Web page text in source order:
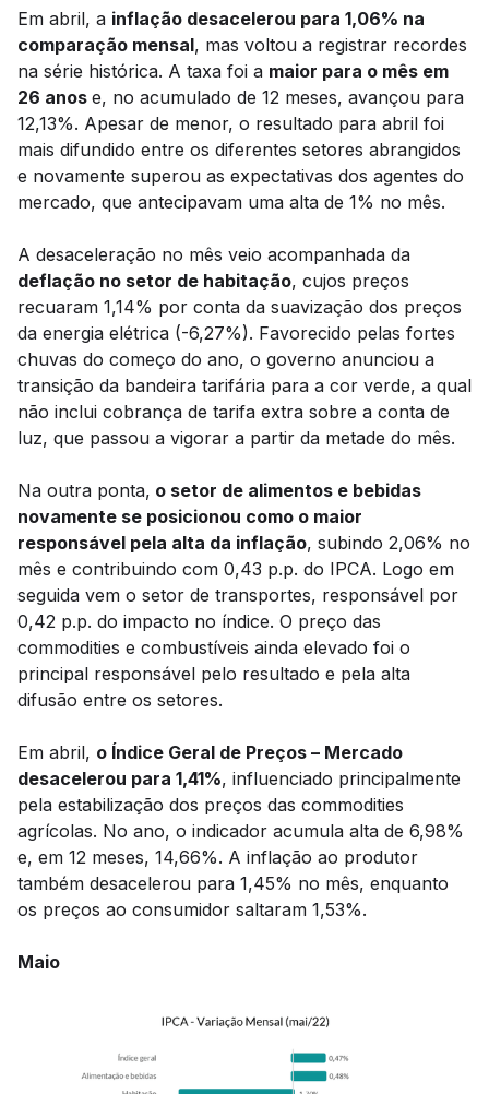
Em abril, a inflação desacelerou para 1,06% na
comparação mensal, mas voltou a registrar recordes
na série histórica. A taxa foi a maior para o mês em
26 anos e, no acumulado de 12 meses, avançou para
12,13%. Apesar de menor, o resultado para abril foi
mais difundido entre os diferentes setores abrangidos
e novamente superou as expectativas dos agentes do
mercado, que antecipavam uma alta de 1% no mês.
A desaceleração no mês veio acompanhada da
deflação no setor de habitação, cujos preços
recuaram 1,14% por conta da suavização dos preços
da energia elétrica (-6,27%). Favorecido pelas fortes
chuvas do começo do ano, o governo anunciou a
transição da bandeira tarifária para a cor verde, a qual
não inclui cobrança de tarifa extra sobre a conta de
luz, que passou a vigorar a partir da metade do mês.
Na outra ponta, o setor de alimentos e bebidas
novamente se posicionou como o maior
responsável pela alta da inflação, subindo 2,06% no
mês e contribuindo com 0,43 p.p. do IPCA. Logo em
seguida vem o setor de transportes, responsável por
0,42 p.p. do impacto no índice. O preço das
commodities e combustíveis ainda elevado foi o
principal responsável pelo resultado e pela alta
difusão entre os setores.
Em abril, o Índice Geral de Preços – Mercado
desacelerou para 1,41%, influenciado principalmente
pela estabilização dos preços das commodities
agrícolas. No ano, o indicador acumula alta de 6,98%
e, em 12 meses, 14,66%. A inflação ao produtor
também desacelerou para 1,45% no mês, enquanto
os preços ao consumidor saltaram 1,53%.
Maio